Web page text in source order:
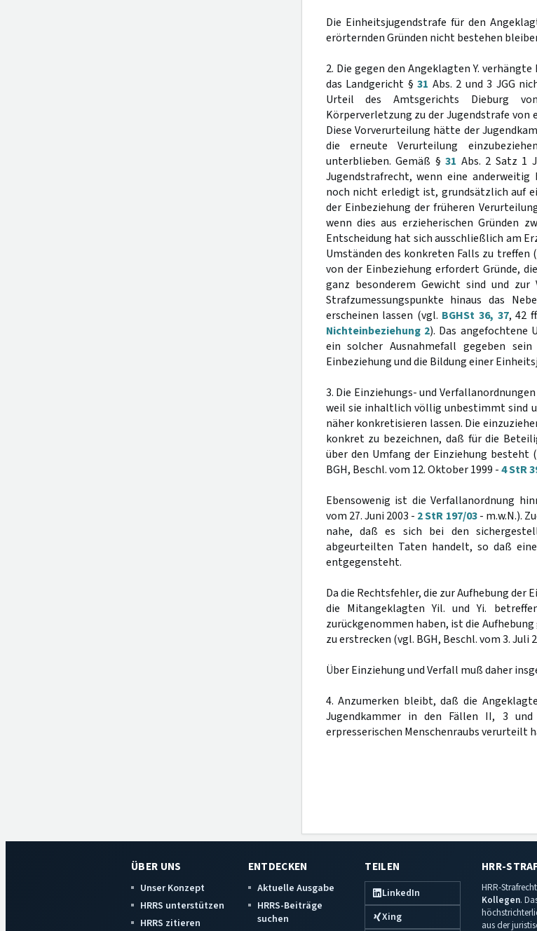
Die Einheitsjugendstrafe für den
erörternden Gründen nicht bestehen
2. Die gegen den Angeklagten Y.
das Landgericht § 31 Abs. 2 und 3 JGG
Urteil des Amtsgerichts Dieburg
Körperverletzung zu der Jugendstrafe
Diese Vorverurteilung hätte der
die erneute Verurteilung
unterblieben. Gemäß §31 Abs. 2 Satz 1
Jugendstrafrecht, wenn eine
noch nicht erledigt ist, grundsätzlich auf
der Einbeziehung der früheren
wenn dies aus erzieherischen Gründen
Entscheidung hat sich ausschließlich am
Umständen des konkreten Falls zu treffen
von der Einbeziehung erfordert Gründe,
ganz besonderem Gewicht sind und zur
Strafzumessungspunkte hinaus das
erscheinen lassen (vgl. BGHSt 36, 37, 42
Nichteinbeziehung 2). Das angefochtene
ein solcher Ausnahmefall gegeben
Einbeziehung und die Bildung einer
3. Die Einziehungs- und
weil sie inhaltlich völlig unbestimmt sind
näher konkretisieren lassen. Die
konkret zu bezeichnen, daß für die
über den Umfang der Einziehung besteht
BGH, Beschl. vom 12. Oktober 1999 -4 StR
Ebensowenig ist die Verfallanordnung
vom 27. Juni 2003 - 2 StR 197/03- m.w.N.).
nahe, daß es sich bei den
abgeurteilten Taten handelt, so daß
entgegensteht.
Da die Rechtsfehler, die zur Aufhebung der
die Mitangeklagten Yil. und Yi.
zurückgenommen haben, ist die Aufhebung
zu erstrecken (vgl. BGH, Beschl. vom 3. Juli
Über Einziehung und Verfall muß daher
4. Anzumerken bleibt, daß die
Jugendkammer in den Fällen II, 3
erpresserischen Menschenraubs verurteilt
ÜBER UNS
Unser Konzept
HRRS unterstützen
HRRS zitieren
ENTDECKEN
Aktuelle Ausgabe
HRRS-Beiträge
suchen
TEILEN
LinkedIn
Xing
HRR-
HRR-
Kollegen.
aus der